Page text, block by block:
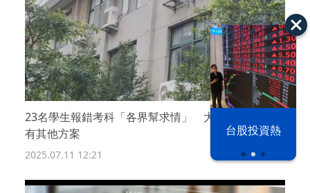
台股投資熱
23名學生報錯考科「各界幫求情」 大考中心：不會
有其他方案
2025.07.11 12:21